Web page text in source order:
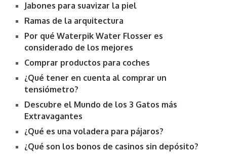
Jabones para suavizar la piel
Ramas de la arquitectura
Por qué Waterpik Water Flosser es
considerado de los mejores
Comprar productos para coches
¿Qué tener en cuenta al comprar un
tensiómetro?
Descubre el Mundo de los 3 Gatos más
Extravagantes
¿Qué es una voladera para pájaros?
¿Qué son los bonos de casinos sin depósito?